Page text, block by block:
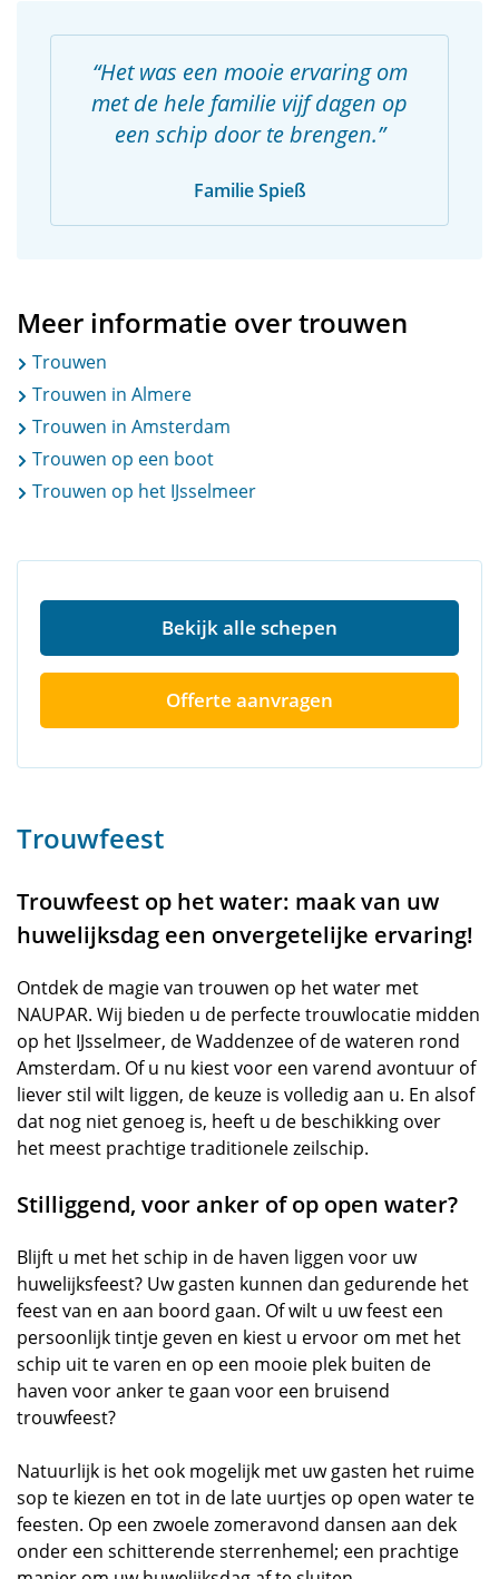
Het was een mooie ervaring om
met de hele familie vijf dagen op
een schip door te brengen.
Familie Spieß
Meer informatie over trouwen
Trouwen
Trouwen in Almere
Trouwen in Amsterdam
Trouwen op een boot
Trouwen op het IJsselmeer
Bekijk alle schepen
Offerte aanvragen
Trouwfeest
Trouwfeest op het water: maak van uw
huwelijksdag een onvergetelijke ervaring!
Ontdek de magie van trouwen op het water met
NAUPAR. Wij bieden u de perfecte trouwlocatie midden
op het IJsselmeer, de Waddenzee of de wateren rond
Amsterdam. Of u nu kiest voor een varend avontuur of
liever stil wilt liggen, de keuze is volledig aan u. En alsof
dat nog niet genoeg is, heeft u de beschikking over
het meest prachtige traditionele zeilschip.
Stilliggend, voor anker of op open water?
Blijft u met het schip in de haven liggen voor uw
huwelijksfeest? Uw gasten kunnen dan gedurende het
feest van en aan boord gaan. Of wilt u uw feest een
persoonlijk tintje geven en kiest u ervoor om met het
schip uit te varen en op een mooie plek buiten de
haven voor anker te gaan voor een bruisend
trouwfeest?
Natuurlijk is het ook mogelijk met uw gasten het ruime
sop te kiezen en tot in de late uurtjes op open water te
feesten. Op een zwoele zomeravond dansen aan dek
onder een schitterende sterrenhemel; een prachtige